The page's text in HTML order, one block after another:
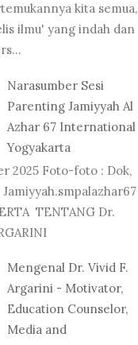
kita semua,
ilmu' yang indah dan
Narasumber Sesi
Parenting Jamiyyah Al
Azhar 67 International
Yogyakarta
2025 Foto-foto : Dok,
TENTANG Dr.
Mengenal Dr. Vivid F.
Argarini - Motivator,
Education Counselor,
Media and